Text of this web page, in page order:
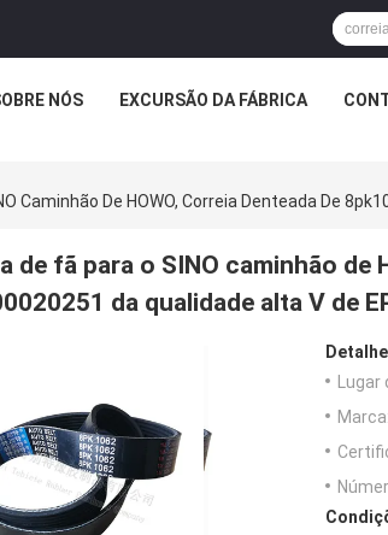
NÓS EXCURSÃO DA FÁBRICA
Caminhão De HOWO, Correia Denteada De
de fã para o SINO caminhão de
da qualidade alta V de
Lugar
Marca: